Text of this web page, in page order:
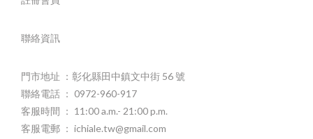
聯絡資訊
門市地址 ：彰化縣田中鎮文中街 56 號
聯絡電話 ： 0972-960-917
客服時間 ： 11:00 a.m.- 21:00 p.m.
客服電郵 ： ichiale.tw@gmail.com